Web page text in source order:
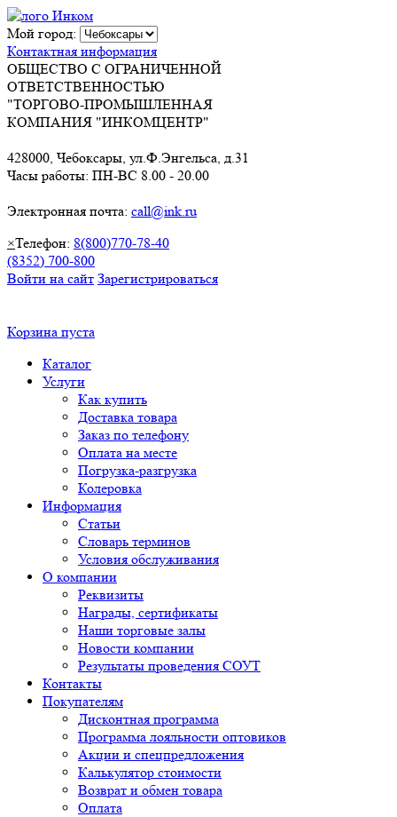
Мой город:
Контактная информация
ОБЩЕСТВО С ОГРАНИЧЕННОЙ
ОТВЕТСТВЕННОСТЬЮ
"ТОРГОВО-ПРОМЫШЛЕННАЯ
КОМПАНИЯ "ИНКОМЦЕНТР"
428000, Чебоксары, ул.Ф.Энгельса, д.31
Часы работы: ПН-ВС 8.00 - 20.00
Электронная почта: call@ink.ru
×Телефон: 8(800)770-78-40
(8352) 700-800
Войти на сайт Зарегистрироваться
Корзина пуста
Каталог
Услуги
Как купить
Доставка товара
Заказ по телефону
Оплата на месте
Погрузка-разгрузка
Колеровка
Информация
Статьи
Словарь терминов
Условия обслуживания
О компании
Реквизиты
Награды, сертификаты
Наши торговые залы
Новости компании
Результаты проведения СОУТ
Контакты
Покупателям
Дисконтная программа
Программа лояльности оптовиков
Акции и спецпредложения
Калькулятор стоимости
Возврат и обмен товара
Оплата